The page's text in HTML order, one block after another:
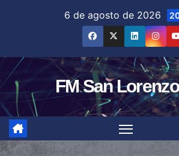
6 de agosto de 2026
FM San